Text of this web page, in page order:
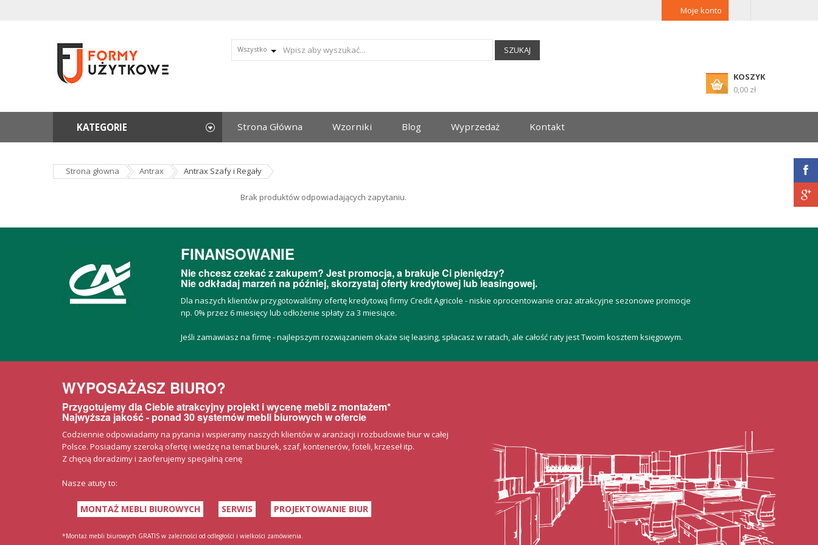
Moje konto
Wszystko SZUKAJ
KOSZYK
0,00 zł
Strona Główna Wzorniki Blog Wyprzedaż Kontakt
KATEGORIE
Strona głowna Antrax Antrax Szafy i Regały
Brak produktów odpowiadających zapytaniu.
FINANSOWANIE
Nie chcesz czekać z zakupem? Jest promocja, a brakuje Ci pieniędzy?
Nie odkładaj marzeń na później, skorzystaj oferty kredytowej lub leasingowej.
Dla naszych klientów przygotowaliśmy ofertę kredytową firmy Credit Agricole - niskie oprocentowanie oraz atrakcyjne sezonowe promocje
np. 0% przez 6 miesięcy lub odłożenie spłaty za 3 miesiące.
Jeśli zamawiasz na firmę - najlepszym rozwiązaniem okaże się leasing, spłacasz w ratach, ale całość raty jest Twoim kosztem księgowym.
WYPOSAŻASZ BIURO?
Przygotujemy dla Ciebie atrakcyjny projekt i wycenę mebli z montażem*
Najwyższa jakość - ponad 30 systemów mebli biurowych w ofercie
Codziennie odpowiadamy na pytania i wspieramy naszych klientów w aranżacji i rozbudowie biur w całej
Polsce. Posiadamy szeroką ofertę i wiedzę na temat biurek, szaf, kontenerów, foteli, krzeseł itp.
Z chęcią doradzimy i zaoferujemy specjalną cenę
Nasze atuty to:
MONTAŻ MEBLI BIUROWYCH SERWIS PROJEKTOWANIE BIUR
*Montaż mebli biurowych GRATIS w zależności od odległości i wielkości zamówienia.